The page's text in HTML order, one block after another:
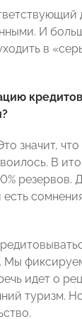
И
в
значит,
В
резервов.
Мы
идет о
туризм.